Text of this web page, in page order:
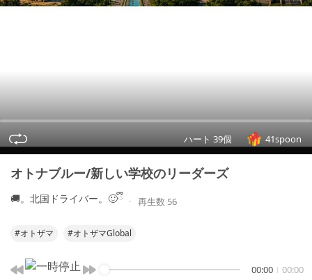
ハート 39個 41spoon
オトナブルー/新しい学校のリーダーズ
🚚。北国ドライバー。🙂ྀི 再生数 56
#オトザマ #オトザマGlobal
00:00 00:00